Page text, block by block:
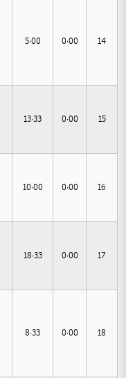
14
0.00
5.00
15
0.00
13.33
16
0.00
10.00
17
0.00
18.33
18
0.00
8.33